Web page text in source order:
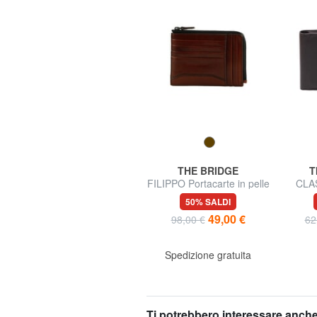
THE BRIDGE
FILIPPO Portacarte in pelle
con zip
50% SALDI
98,00 € 49,00 €
Spedizione gratuita